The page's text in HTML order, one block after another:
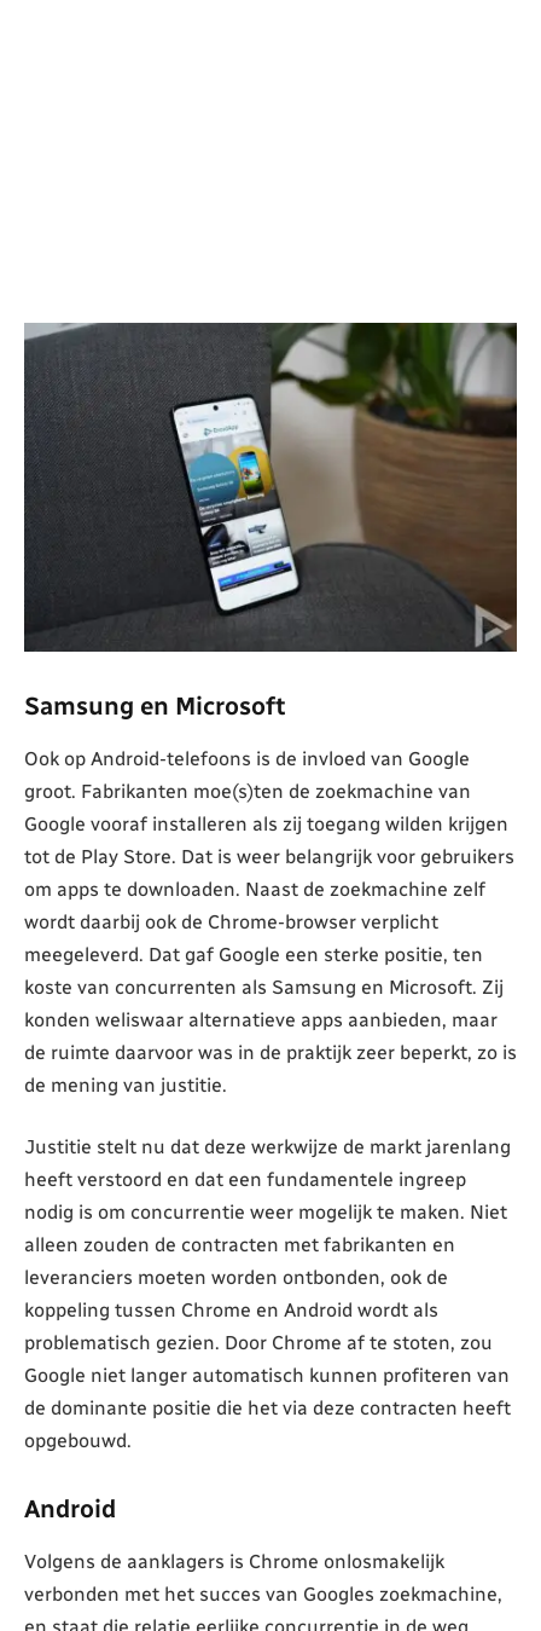
Samsung en Microsoft
Ook op Android-telefoons is de invloed van Google
groot. Fabrikanten moe(s)ten de zoekmachine van
Google vooraf installeren als zij toegang wilden krijgen
tot de Play Store. Dat is weer belangrijk voor gebruikers
om apps te downloaden. Naast de zoekmachine zelf
wordt daarbij ook de Chrome-browser verplicht
meegeleverd. Dat gaf Google een sterke positie, ten
koste van concurrenten als Samsung en Microsoft. Zij
konden weliswaar alternatieve apps aanbieden, maar
de ruimte daarvoor was in de praktijk zeer beperkt, zo is
de mening van justitie.
Justitie stelt nu dat deze werkwijze de markt jarenlang
heeft verstoord en dat een fundamentele ingreep
nodig is om concurrentie weer mogelijk te maken. Niet
alleen zouden de contracten met fabrikanten en
leveranciers moeten worden ontbonden, ook de
koppeling tussen Chrome en Android wordt als
problematisch gezien. Door Chrome af te stoten, zou
Google niet langer automatisch kunnen profiteren van
de dominante positie die het via deze contracten heeft
opgebouwd.
Android
Volgens de aanklagers is Chrome onlosmakelijk
verbonden met het succes van Googles zoekmachine,